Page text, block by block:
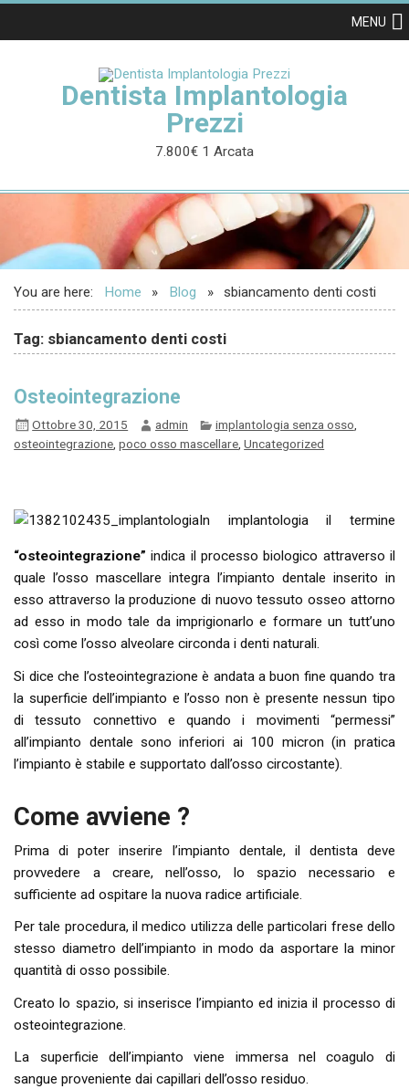
MENU
Dentista Implantologia
Prezzi
7.800€ 1 Arcata
You are here: Home Blog sbiancamento denti costi
Tag: sbiancamento denti costi
Osteointegrazione
Ottobre 30, 2015 admin implantologia senza osso
osteointegrazione,poco osso mascellare,Uncategorized
In implantologia il termine
“osteointegrazione” indica il processo biologico attraverso il
quale l’osso mascellare integra l’impianto dentale inserito in
esso attraverso la produzione di nuovo tessuto osseo attorno
ad esso in modo tale da imprigionarlo e formare un tutt’uno
così come l’osso alveolare circonda i denti naturali.
Si dice che l’osteointegrazione è andata a buon fine quando tra
la superficie dell’impianto e l’osso non è presente nessun tipo
di tessuto connettivo e quando i movimenti “permessi”
all’impianto dentale sono inferiori ai 100 micron (in pratica
l’impianto è stabile e supportato dall’osso circostante).
Come avviene ?
Prima di poter inserire l’impianto dentale, il dentista deve
provvedere a creare, nell’osso, lo spazio necessario e
sufficiente ad ospitare la nuova radice artificiale.
Per tale procedura, il medico utilizza delle particolari frese dello
stesso diametro dell’impianto in modo da asportare la minor
quantità di osso possibile.
Creato lo spazio, si inserisce l’impianto ed inizia il processo di
osteointegrazione.
La superficie dell’impianto viene immersa nel coagulo di
sangue proveniente dai capillari dell’osso residuo.